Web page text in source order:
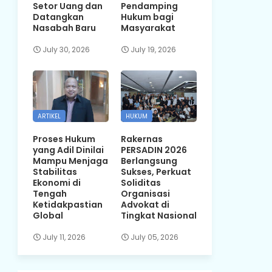
Setor Uang dan
Datangkan
Nasabah Baru
July 30, 2026
Pendamping
Hukum bagi
Masyarakat
July 19, 2026
ARTIKEL
Proses Hukum
yang Adil Dinilai
Mampu Menjaga
Stabilitas
Ekonomi di
Tengah
Ketidakpastian
Global
July 11, 2026
HUKUM
Rakernas
PERSADIN 2026
Berlangsung
Sukses, Perkuat
Soliditas
Organisasi
Advokat di
Tingkat Nasional
July 05, 2026